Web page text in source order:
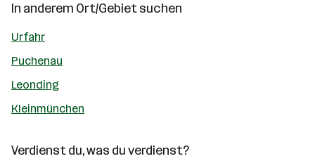
In anderem Ort/Gebiet suchen
Urfahr
Puchenau
Leonding
Kleinmünchen
Verdienst du, was du verdienst?